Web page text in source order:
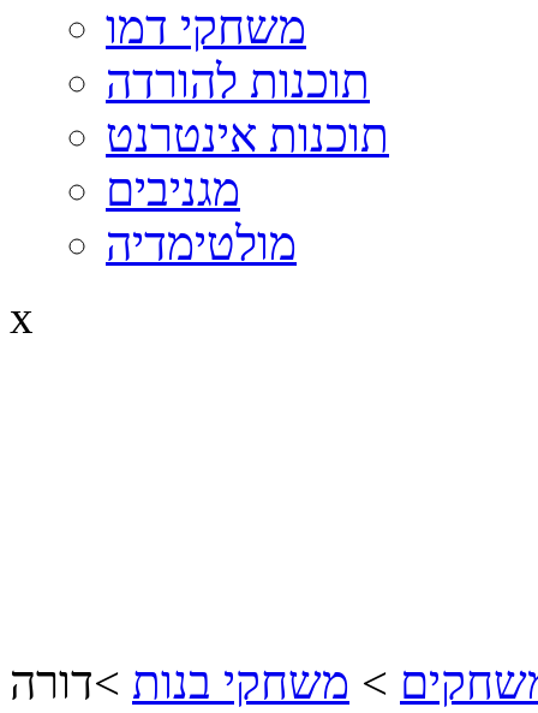
משחקי דמו
תוכנות להורדה
תוכנות אינטרנט
מגניבים
מולטימדיה
x
> משחקי בנות >דורה